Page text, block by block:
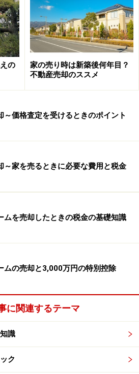
の
家の売り時は新築後何年目？
不動産売却のススメ
～価格査定を受けるときのポイント
～家を売るときに必要な費用と税金
ムを売却したときの税金の基礎知識
ムの売却と3,000万円の特別控除
に関連するテーマ
識
ク